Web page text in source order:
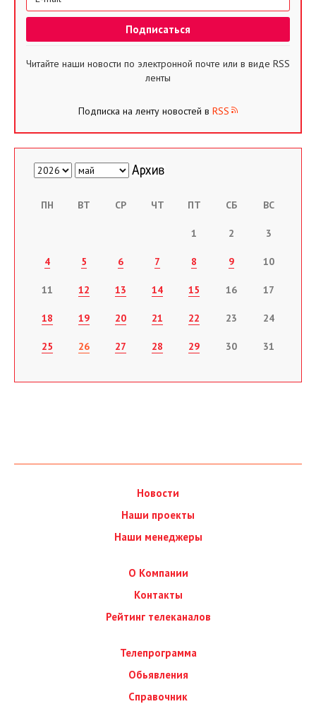
Читайте наши новости по электронной почте или в виде RSS
ленты
Подписка на ленту новостей в RSS
ПН ВТ СР ЧТ ПТ СБ ВС
1 2 3
4 5 6 7 8 9 10
11 12 13 14 15 16 17
18 19 20 21 22 23 24
25 26 27 28 29 30 31
Новости
Наши проекты
Наши менеджеры
О Компании
Контакты
Рейтинг телеканалов
Телепрограмма
Обьявления
Справочник